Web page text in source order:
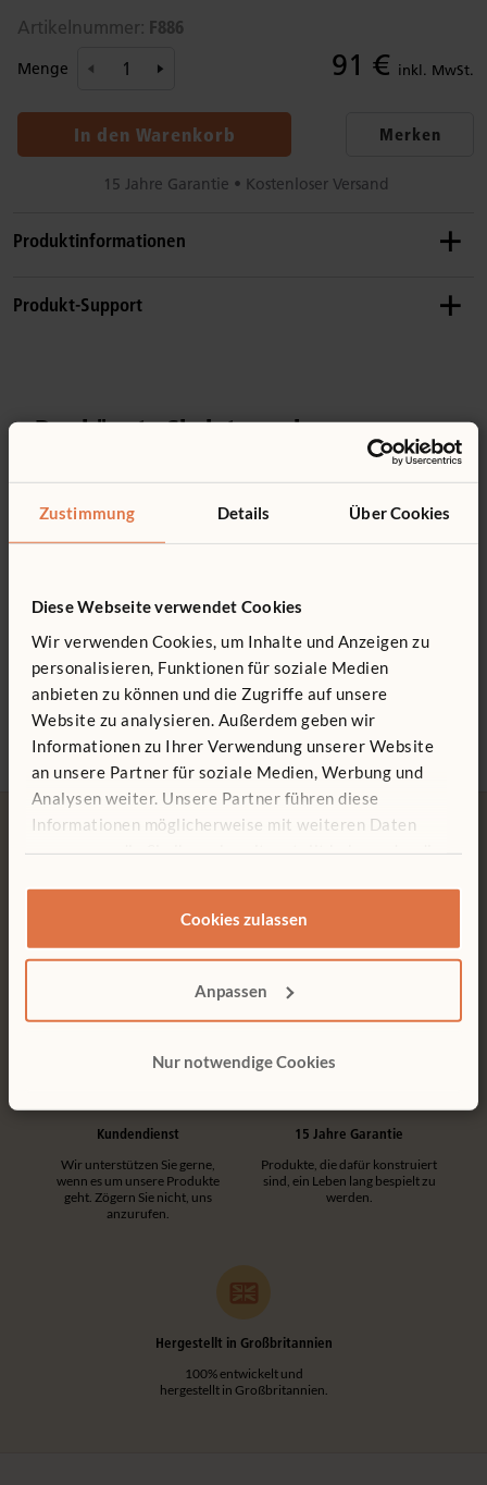
Zustimmung Details Über Cookies
Diese Webseite verwendet Cookies
Wir verwenden Cookies, um Inhalte und Anzeigen zu
personalisieren, Funktionen für soziale Medien
anbieten zu können und die Zugriffe auf unsere
Website zu analysieren. Außerdem geben wir
Informationen zu Ihrer Verwendung unserer Website
an unsere Partner für soziale Medien, Werbung und
Analysen weiter. Unsere Partner führen diese
Informationen möglicherweise mit weiteren Daten
zusammen, die Sie ihnen bereitgestellt haben oder die
Cookies zulassen
Anpassen
Nur notwendige Cookies
Artikelnummer: F886
Menge 91 € inkl. MwSt.
In den Warenkorb Merken
15 Jahre Garantie • Kostenloser Versand
Produktinformationen
Produkt-Support
Das könnte Sie interessieren ...
Rechteck-Paneel
81 x 94 cm
197 €
Typ:Pinnwand
Gemütliche Ecke
1.903 €
Kostenlose Lieferung
Kostenlose Lieferung innerhalb
Werkzeuglose Montage
Kundenfreundliche
Montage einfach und
Kundendienst
Wir unterstützen Sie gerne,
wenn es um unsere Produkte
geht. Zögern Sie nicht, uns
anzurufen.
15 Jahre Garantie
Produkte, die dafür konstruiert
sind, ein Leben lang bespielt zu
werden.
Hergestellt in Großbritannien
100% entwickelt und
hergestellt in Großbritannien.